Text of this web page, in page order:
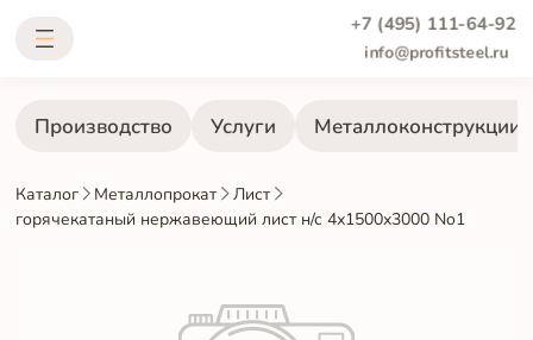
+7 (495) 111-64-92
info@profitsteel.ru
Производство Услуги Металлоконструкции
Каталог Металлопрокат
Лист
горячекатаный нержавеющий лист н/с 4х1500х3000 No1